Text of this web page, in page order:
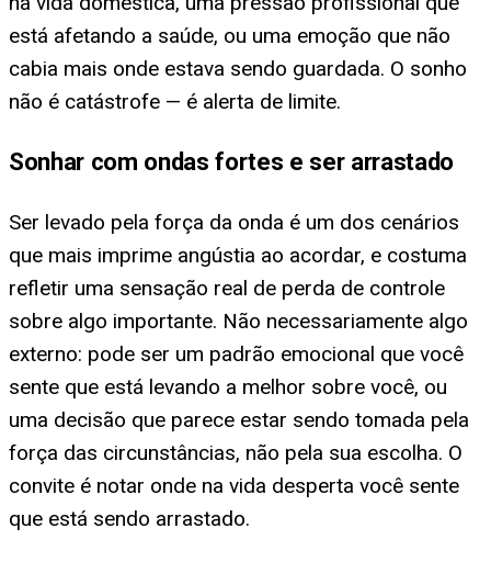
está afetando a saúde, ou uma emoção que não
cabia mais onde estava sendo guardada. O sonho
não é catástrofe — é alerta de limite.
Sonhar com ondas fortes e ser arrastado
Ser levado pela força da onda é um dos cenários
que mais imprime angústia ao acordar, e costuma
refletir uma sensação real de perda de controle
sobre algo importante. Não necessariamente algo
externo: pode ser um padrão emocional que você
sente que está levando a melhor sobre você, ou
uma decisão que parece estar sendo tomada pela
força das circunstâncias, não pela sua escolha. O
convite é notar onde na vida desperta você sente
que está sendo arrastado.